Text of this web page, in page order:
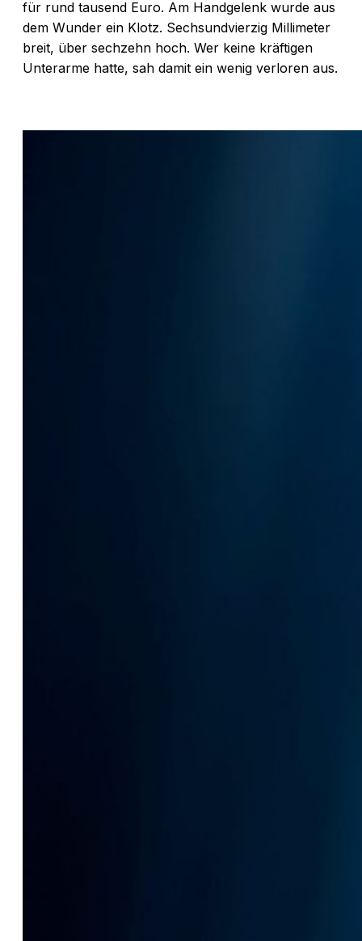
für rund tausend Euro. Am Handgelenk wurde aus
dem Wunder ein Klotz. Sechsundvierzig Millimeter
breit, über sechzehn hoch. Wer keine kräftigen
Unterarme hatte, sah damit ein wenig verloren aus.